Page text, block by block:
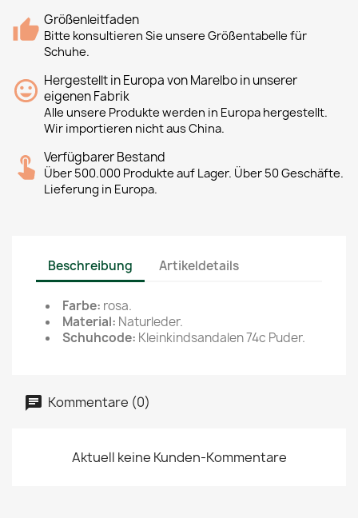
Größenleitfaden
Bitte konsultieren Sie unsere Größentabelle für
Schuhe.
Hergestellt in Europa von Marelbo in unserer
eigenen Fabrik
Alle unsere Produkte werden in Europa hergestellt.
Wir importieren nicht aus China.
Verfügbarer Bestand
Über 500.000 Produkte auf Lager. Über 50 Geschäfte.
Lieferung in Europa.
Beschreibung Artikeldetails
Farbe: rosa.
Material: Naturleder.
Schuhcode: Kleinkindsandalen 74c Puder.
Kommentare (0)
Aktuell keine Kunden-Kommentare